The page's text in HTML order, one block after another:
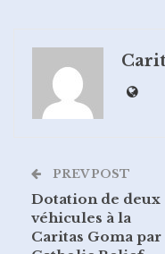
PREV POST
Dotation de deux
véhicules à la
Caritas Goma par